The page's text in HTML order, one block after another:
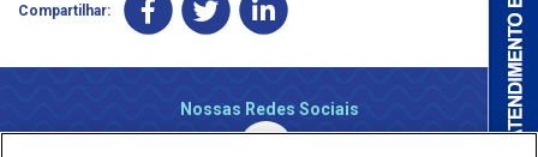
Compartilhar:
Nossas Redes Sociais